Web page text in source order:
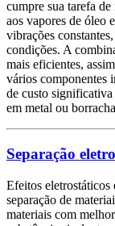
cumpre sua tarefa
aos vapores de óleo
vibrações
condições. A
mais eficientes,
vários componentes
de custo significativa
em metal ou
Separação
Efeitos eletrostáticos
separação de
materiais com